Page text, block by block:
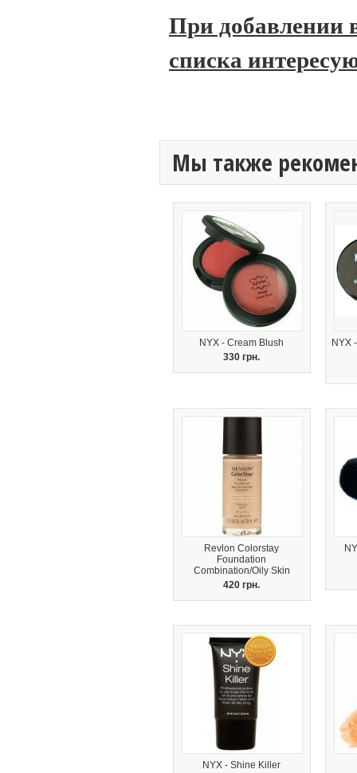
При добавлении
списка
Мы также
NYX - Cream Blush
330 грн.
NYX
Revlon Colorstay
Foundation
Combination/Oily Skin
420 грн.
NYX - Shine Killer